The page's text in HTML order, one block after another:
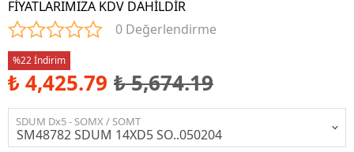
FİYATLARIMIZA KDV DAHİLDİR
0 Değerlendirme
%22 İndirim
₺ 4,425.79 ₺ 5,674.19
SDUM Dx5 - SOMX / SOMT